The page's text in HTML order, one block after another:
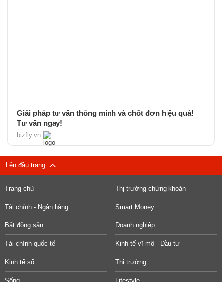
Giải pháp tư vấn thông minh và chốt đơn hiệu quả!
Tư vấn ngay!
bizfly.vn
Lên đầu trang
Trang chủ Thị trường chứng khoán
Tài chính - Ngân hàng Smart Money
Bất động sản Doanh nghiệp
Tài chính quốc tế Kinh tế vĩ mô - Đầu tư
Kinh tế số Thị trường
Sống Lifestyle